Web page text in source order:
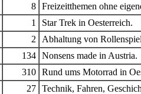
8 Freizeitthemen ohne
1
Star Trek in Oesterreich.
2
Abhaltung von
134 Nonsens made in Austria.
310 Rund ums Motorrad in
27 Technik, Fahren,